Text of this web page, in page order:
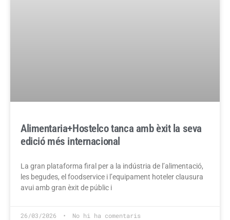
Alimentaria+Hostelco tanca amb èxit la seva
edició més internacional
La gran plataforma firal per a la indústria de l’alimentació,
les begudes, el foodservice i l’equipament hoteler clausura
avui amb gran èxit de públic i
26/03/2026 No hi ha comentaris